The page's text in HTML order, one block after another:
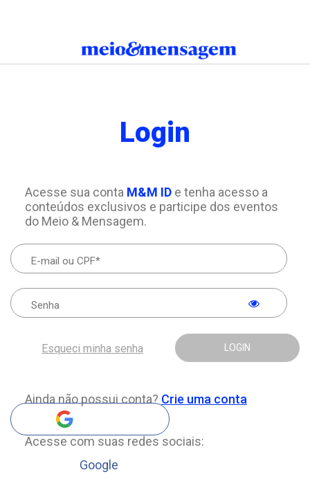
Login
Acesse sua conta M&M IDe tenha acesso a
conteúdos exclusivos e participe dos eventos
do Meio & Mensagem.
LOGIN
Esqueci minha senha
Ainda não possui conta? Crie uma conta
Acesse com suas redes sociais:
Google